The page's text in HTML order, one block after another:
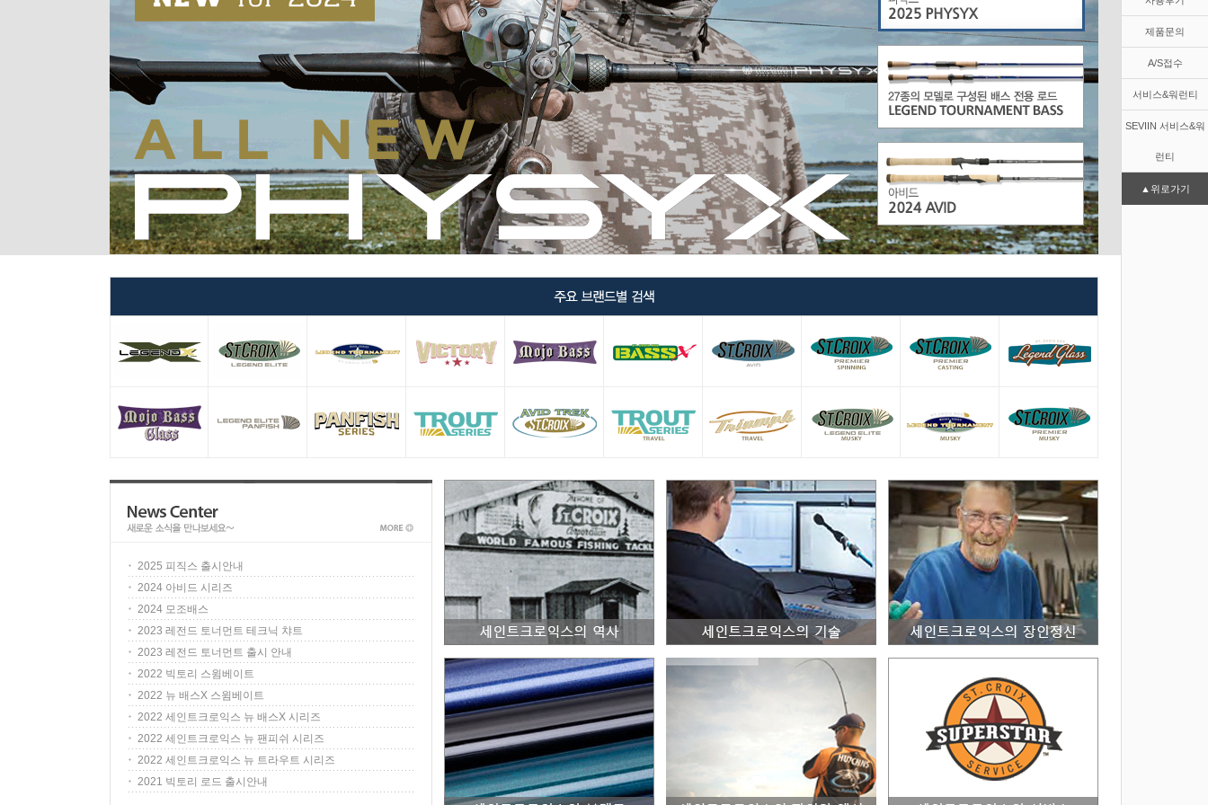
제품문의
A/S접수
서비스&워런티
SEVIIN 서비스&워
런티
▲위로가기
2025 피직스 출시안내
2024 아비드 시리즈
2024 모조배스
2023 레전드 토너먼트 테크닉 챠트
2023 레전드 토너먼트 출시 안내
2022 빅토리 스윔베이트
2022 뉴 배스X 스윔베이트
2022 세인트크로익스 뉴 배스X 시리즈
2022 세인트크로익스 뉴 팬피쉬 시리즈
2022 세인트크로익스 뉴 트라우트 시리즈
2021 빅토리 로드 출시안내